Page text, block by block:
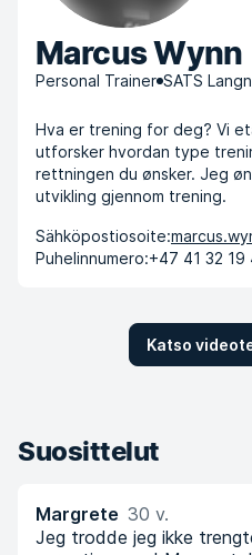
Marcus Wynn
Personal Trainer SATS
Hva er trening for deg? Vi
utforsker hvordan type
rettningen du ønsker. Jeg
utvikling gjennom trening.
Sähköpostiosoite:
Puhelinnumero:+47 41 32 19
Katso
Suosittelut
Margrete 30 v.
Jeg trodde jeg ikke